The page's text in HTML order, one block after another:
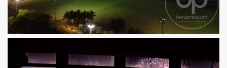
discrezione.